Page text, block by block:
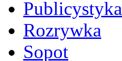
Publicystyka
Rozrywka
Sopot